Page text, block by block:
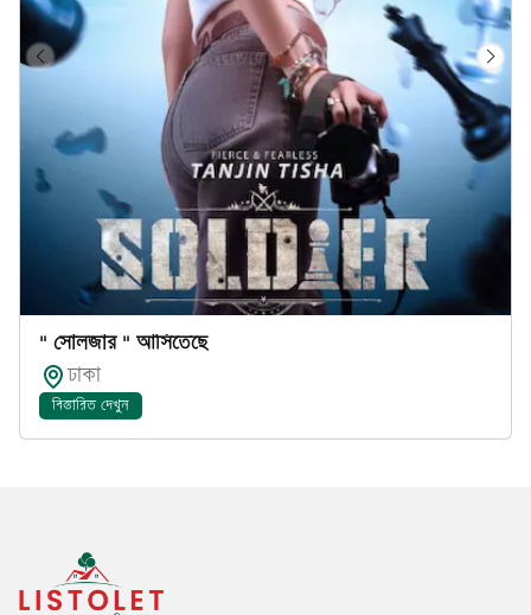
" সোলজার " আসিতেছে
ঢাকা
বিস্তারিত দেখুন